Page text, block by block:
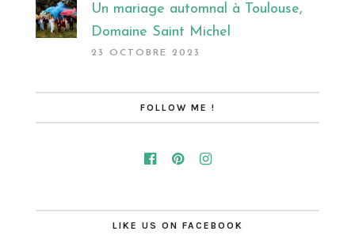
Un mariage automnal à Toulouse,
Domaine Saint Michel
23 OCTOBRE 2023
FOLLOW ME !
LIKE US ON FACEBOOK